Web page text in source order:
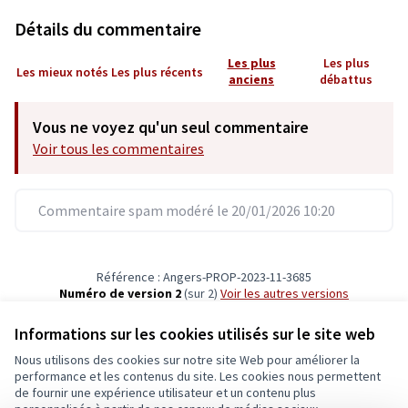
Informations sur les cookies utilisés sur le site web
Nous utilisons des cookies sur notre site Web pour améliorer la
performance et les contenus du site. Les cookies nous permettent
de fournir une expérience utilisateur et un contenu plus
Détails du commentaire
Les mieux notés Les plus récents
Les plus
anciens
Les plus
débattus
Vous ne voyez qu'un seul commentaire
Voir tous les commentaires
Commentaire spam modéré le 20/01/2026 10:20
Référence : Angers-PROP-2023-11-3685
Numéro de version 2(sur 2)
voir les autres versions
Conditions d'utilisation
Paramètres des cookies
Ecrivons Angers sur X
Ecrivons Angers sur Facebook